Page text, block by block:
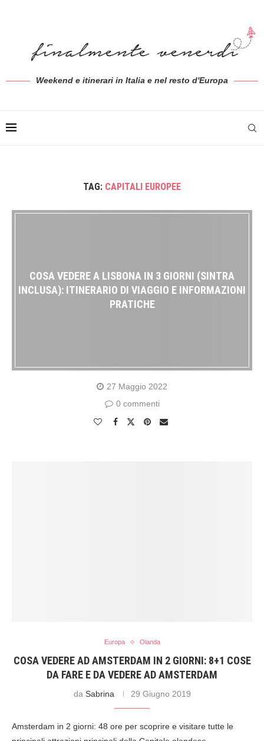
Weekend e itinerari in Italia e nel resto d'Europa
TAG: CAPITALI EUROPEE
COSA VEDERE A LISBONA IN 3 GIORNI (SINTRA
INCLUSA): ITINERARIO DI VIAGGIO E INFORMAZIONI
PRATICHE
27 Maggio 2022
0 commenti
Europa Olanda
COSA VEDERE AD AMSTERDAM IN 2 GIORNI: 8+1 COSE
DA FARE E DA VEDERE AD AMSTERDAM
da Sabrina 29 Giugno 2019
Amsterdam in 2 giorni: 48 ore per scoprire e visitare tutte le